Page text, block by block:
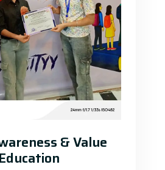
& Value
Education